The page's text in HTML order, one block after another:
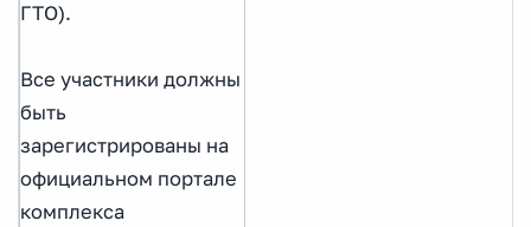
ГТО).
Все участники должны
быть
зарегистрированы на
официальном портале
комплекса